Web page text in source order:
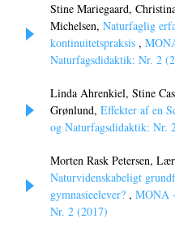
Stine Mariegaard,
Michelsen, Naturfaglig
kontinuitetspraksis ,
Naturfagsdidaktik: Nr. 2
Linda Ahrenkiel, Stine
Grønlund, Effekter af en
og Naturfagsdidaktik: Nr.
Morten Rask Petersen,
Naturvidenskabeligt
gymnasieelever? , MONA
Nr. 2 (2017)